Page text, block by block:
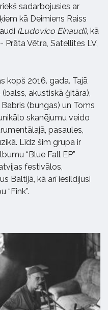
sadarbojusies ar
kā Deimiens Raiss
(Ludovico Einaudi), kā
Vētra, Satellites LV,
kopš 2016. gada. Tajā
akustiskā ģitāra),
(bungas) un Toms
skanējumu veido
pasaules,
Līdz šim grupa ir
“Blue Fall EP”
festivālos,
Baltijā, kā arī iesildījusi